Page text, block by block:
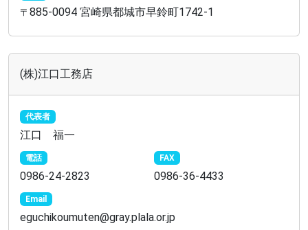
〒 885-0094 宮崎県都城市早鈴町1742-1
(株)江口工務店
代表者
江口 福一
電話
0986-24-2823
FAX
0986-36-4433
Email
eguchikoumuten@gray.plala.or.jp